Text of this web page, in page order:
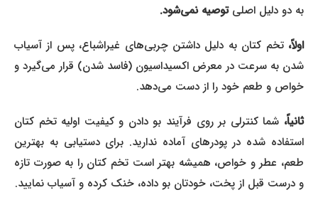
به دو دلیل اصلیتوصیه نمی‌شود.
اولاً،تخم کتان به دلیل داشتن چربی‌های غیراشباع، پس از آسیاب
شدن به سرعت در معرض اکسیداسیون (فاسد شدن) قرار می‌گیرد و
خواص و طعم خود را از دست می‌دهد.
ثانیاً،شما کنترلی بر روی فرآیند بو دادن و کیفیت اولیه تخم کتان
استفاده شده در پودرهای آماده ندارید. برای دستیابی به بهترین
طعم، عطر و خواص، همیشه بهتر است تخم کتان را به صورت تازه
و درست قبل از پخت، خودتان بو داده، خنک کرده و آسیاب نمایید.